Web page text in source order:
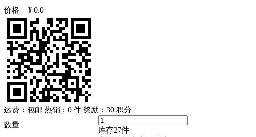
价格 ¥ 0.0
运费：包邮 热销：0 件 奖励： 30 积分
数量
库存27件